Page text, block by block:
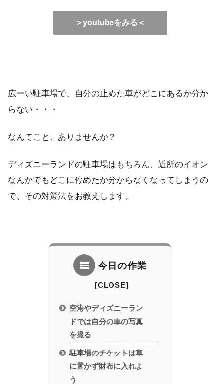
＞youtubeをみる＜
広ーい駐車場で、自分の止めた車がどこにあるか分か
らない・・・
なんてこと、ありませんか？
ディズニーランドの駐車場はもちろん、近所のイオン
なんかでもどこに停めたか分からなくなってしまうの
で、その対策法をお教えします。
今日の作業
空港やディズニーラン
ドでは自分の車の写真
を撮る
駐車場のチケットは車
に置かず財布に入れよ
う